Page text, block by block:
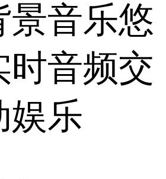
景音乐悠
时音频交
娱乐